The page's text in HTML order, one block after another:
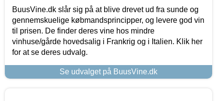
BuusVine.dk slår sig på at blive drevet ud fra sunde og
gennemskuelige købmandsprincipper, og levere god vin
til prisen. De finder deres vine hos mindre
vinhuse/gårde hovedsalig i Frankrig og i Italien. Klik her
for at se deres udvalg.
Se udvalget på BuusVine.dk